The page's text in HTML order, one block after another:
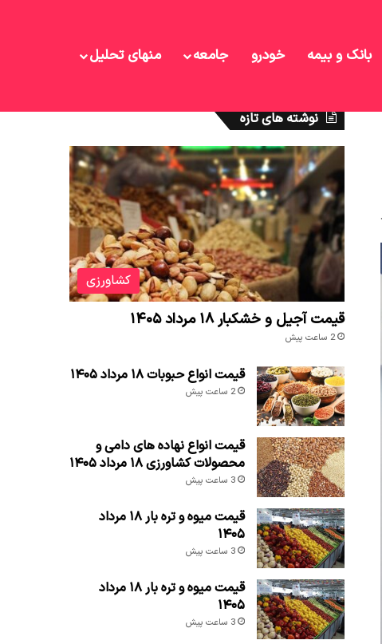
بانک و بیمه خودرو جامعه منهای تحلیل
نوشته های تازه
کشاورزی
قیمت آجیل و خشکبار ۱۸ مرداد ۱۴۰۵
2 ساعت پیش
قیمت انواع حبوبات ۱۸ مرداد ۱۴۰۵
2 ساعت پیش
قیمت انواع نهاده های دامی و
محصولات کشاورزی ۱۸ مرداد ۱۴۰۵
3 ساعت پیش
قیمت میوه و تره بار ۱۸ مرداد
۱۴۰۵
3 ساعت پیش
قیمت میوه و تره بار ۱۸ مرداد
۱۴۰۵
3 ساعت پیش